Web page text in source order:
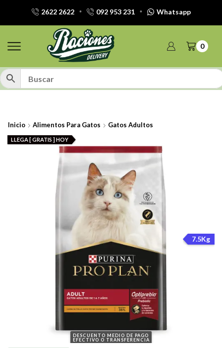
2622 2622 092 953 231 Whatsapp
0
Inicio Alimentos Para Gatos Gatos Adultos
DESCUENTO MEDIO DE PAGO
EFECTIVO O TRANSFERENCIA
7.5Kg
LLEGA [ GRATIS ] HOY